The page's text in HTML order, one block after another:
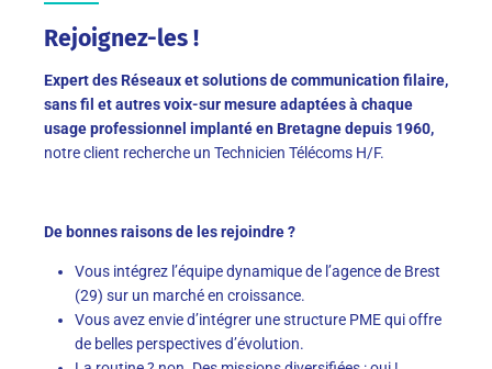
Rejoignez-les !
Expert des Réseaux et solutions de communication filaire,
sans fil et autres voix-sur mesure adaptées à chaque
usage professionnel implanté en Bretagne depuis 1960,
notre client recherche un Technicien Télécoms H/F.
De bonnes raisons de les rejoindre ?
Vous intégrez l’équipe dynamique de l’agence de Brest
(29) sur un marché en croissance.
Vous avez envie d’intégrer une structure PME qui offre
de belles perspectives d’évolution.